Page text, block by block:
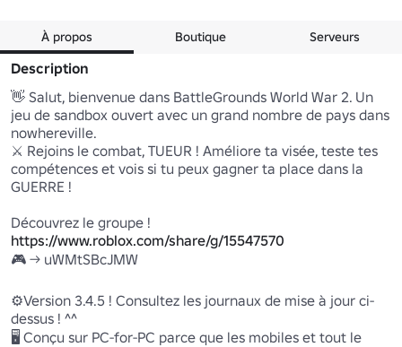
À propos Boutique Serveurs
Description
👋 Salut, bienvenue dans BattleGrounds World War 2. Un
jeu de sandbox ouvert avec un grand nombre de pays dans
nowhereville.
⚔️ Rejoins le combat, TUEUR ! Améliore ta visée, teste tes
compétences et vois si tu peux gagner ta place dans la
GUERRE !
https://www.roblox.com/share/g/15547570
🎮 -> uWMtSBcJMW
⚙️Version 3.4.5 ! Consultez les journaux de mise à jour ci-
dessus ! ^^
🖥️ Conçu sur PC-for-PC parce que les mobiles et tout le